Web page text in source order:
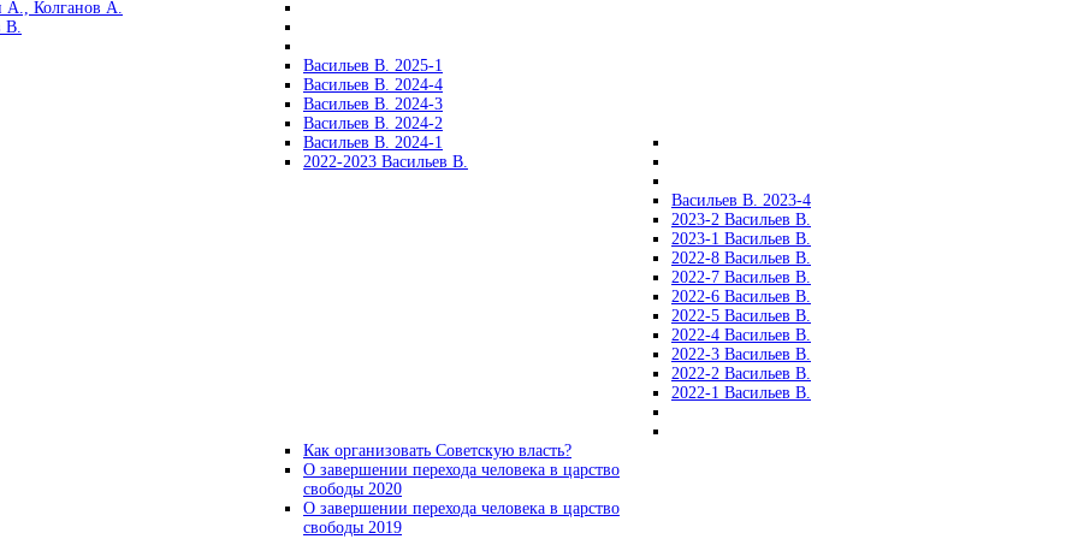
А., Колганов А.
В.
Васильев В. 2025-1
Васильев В. 2024-4
Васильев В. 2024-3
Васильев В. 2024-2
Васильев В. 2024-1
2022-2023 Васильев В.
Васильев В. 2023-4
2023-2 Васильев В.
2023-1 Васильев В.
2022-8 Васильев В.
2022-7 Васильев В.
2022-6 Васильев В.
2022-5 Васильев В.
2022-4 Васильев В.
2022-3 Васильев В.
2022-2 Васильев В.
2022-1 Васильев В.
Как организовать Советскую власть?
О завершении перехода человека в царство
свободы 2020
О завершении перехода человека в царство
свободы 2019